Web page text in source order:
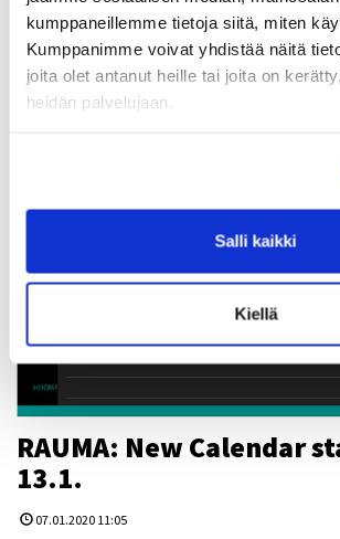
kumppaneillemme tietoja siitä, miten
Kumppanimme voivat yhdistää näitä
joita olet antanut heille tai joita on
heidän palvelujaan.
Salli kaikki
Kiellä
would like to instruct.
If you have any questions, please
erika.santala@samk.fi.
RAUMA: New Calendar
13.1.
07.01.2020 11:05